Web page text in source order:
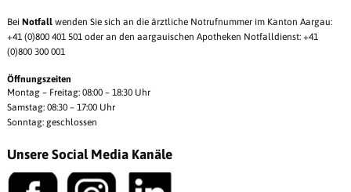
Bei Notfall wenden Sie sich an die ärztliche Notrufnummer im Kanton Aargau:
+41 (0)800 401 501 oder an den aargauischen Apotheken Notfalldienst: +41
(0)800 300 001
Öffnungszeiten
Montag – Freitag: 08:00 – 18:30 Uhr
Samstag: 08:30 – 17:00 Uhr
Sonntag: geschlossen
Unsere Social Media Kanäle